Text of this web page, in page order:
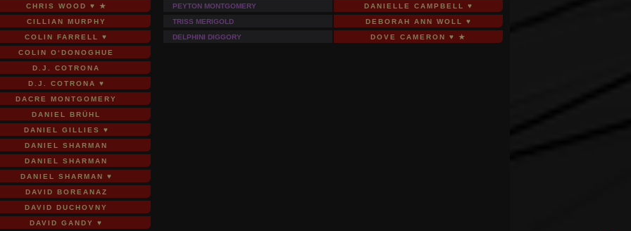
CHRIS WOOD ♥ ★
CILLIAN MURPHY
COLIN FARRELL ♥
COLIN O‘DONOGHUE
D.J. COTRONA
D.J. COTRONA ♥
DACRE MONTGOMERY
DANIEL BRÜHL
DANIEL GILLIES ♥
DANIEL SHARMAN
DANIEL SHARMAN
DANIEL SHARMAN ♥
DAVID BOREANAZ
DAVID DUCHOVNY
DAVID GANDY ♥
PEYTON MONTGOMERY
DANIELLE CAMPBELL ♥
TRISS MERIGOLD
DEBORAH ANN WOLL ♥
DELPHINI DIGGORY
DOVE CAMERON ♥ ★